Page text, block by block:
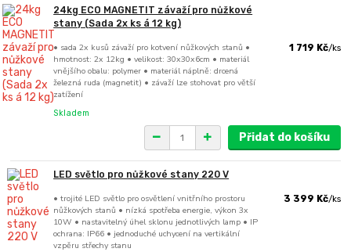
24kg ECO MAGNETIT závaží pro nůžkové
stany (Sada 2x ks á 12 kg)
• sada 2x kusů závaží pro kotvení nůžkových stanů •
hmotnost: 2x 12kg • velikost: 30x30x6cm • materiál
vnějšího obalu: polymer • materiál náplně: drcená
železná ruda (magnetit) • závaží lze stohovat pro větší
zatížení
1 719 Kč/ks
Skladem
Přidat do košíku
LED světlo pro nůžkové stany 220 V
• trojité LED světlo pro osvětlení vnitřního prostoru
nůžkových stanů • nízká spotřeba energie, výkon 3x
10W • nastavitelný úhel sklonu jednotlivých lamp • IP
ochrana: IP66 • jednoduché uchycení na vertikální
vzpěru střechy stanu
3 399 Kč/ks